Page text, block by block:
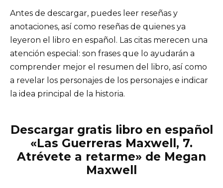
Antes de descargar, puedes leer reseñas y
anotaciones, así como reseñas de quienes ya
leyeron el libro en español. Las citas merecen una
atención especial: son frases que lo ayudarán a
comprender mejor el resumen del libro, así como
a revelar los personajes de los personajes e indicar
la idea principal de la historia.
Descargar gratis libro en español
«Las Guerreras Maxwell, 7.
Atrévete a retarme» de Megan
Maxwell